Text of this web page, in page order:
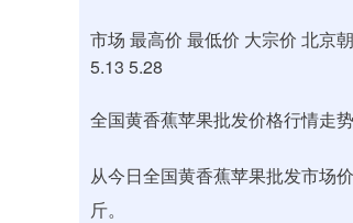
市场 最高价 最低价 大宗价 北京
5.13 5.28
全国黄香蕉苹果批发价格行情走
从今日全国黄香蕉苹果批发市场
斤。